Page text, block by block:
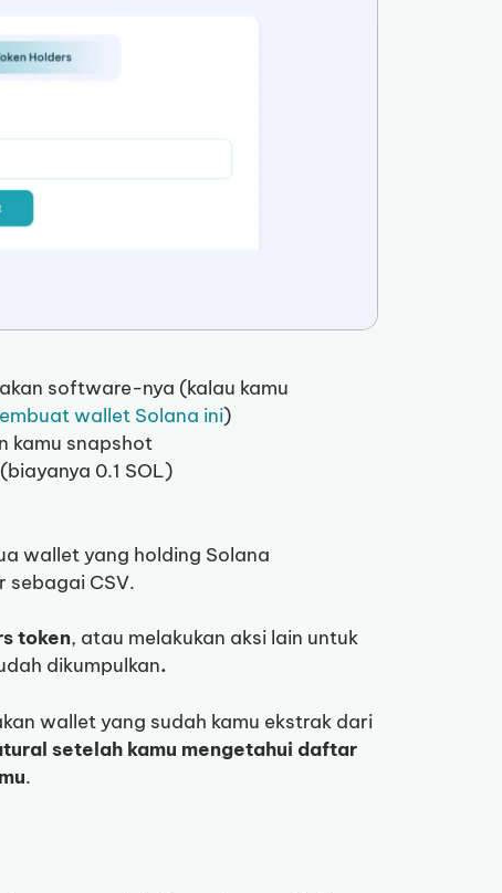
software-nya (kalau kamu
wallet Solana ini)
kamu snapshot
0.1 SOL)
wallet yang holding Solana
sebagai CSV.
token, atau melakukan aksi lain untuk
dikumpulkan.
wallet yang sudah kamu ekstrak dari
setelah kamu mengetahui daftar
.